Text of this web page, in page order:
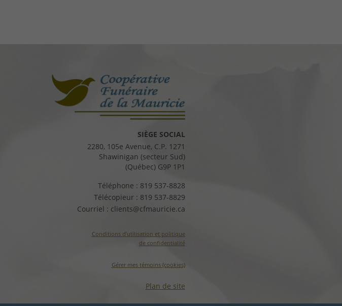
SIÈGE SOCIAL
2280, 105e Avenue, C.P. 1271
Shawinigan (secteur Sud)
(Québec) G9P 1P1
Téléphone : 819 537-8828
Télécopieur : 819 537-8829
Courriel : clients@cfmauricie.ca
Conditions d’utilisation et politique
de confidentialité
Gérer mes témoins (cookies)
Plan de site